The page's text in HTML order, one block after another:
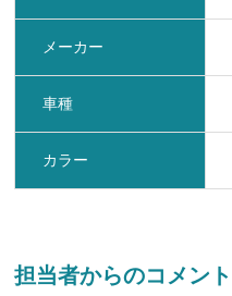
メーカー
車種
カラー
担当者からのコメント